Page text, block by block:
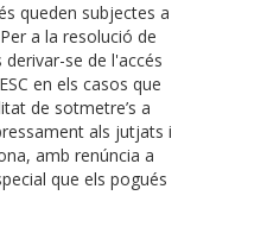
queden subjectes a
a la resolució de
se de l'accés
en els casos que
de sotmetre’s a
als jutjats i
amb renúncia a
que els pogués